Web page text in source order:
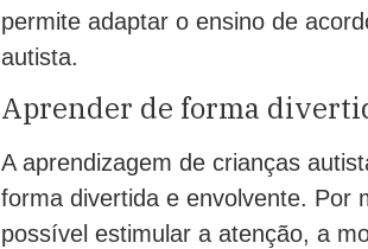
permite adaptar o ensino de
autista.
Aprender de forma
A aprendizagem de crianças
forma divertida e envolvente. Por
possível estimular a atenção, a